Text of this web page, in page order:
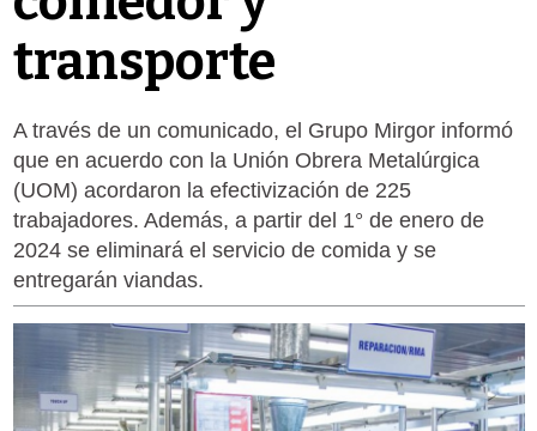
transporte
A través de un comunicado, el Grupo Mirgor informó
que en acuerdo con la Unión Obrera Metalúrgica
(UOM) acordaron la efectivización de 225
trabajadores. Además, a partir del 1° de enero de
2024 se eliminará el servicio de comida y se
entregarán viandas.